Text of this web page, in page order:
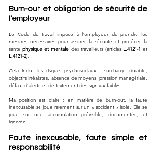
Burn-out et obligation de sécurité de
l’employeur
Le Code du travail impose à l’employeur de prendre les
mesures nécessaires pour assurer la sécurité et protéger la
santé physique et mentale des travailleurs (articles L.4121-1
L.4121-2).
Cela inclut les risques psychosociaux : surcharge durable,
objectifs irréalistes, absence de moyens, pression managériale,
défaut d’alerte et de traitement des signaux faibles.
Ma position est claire : en matière de burn-out, la faute
inexcusable se joue rarement sur un « accident » isolé. Elle se
joue sur une accumulation prévisible, documentée, et
ignorée.
Faute inexcusable, faute simple et
responsabilité